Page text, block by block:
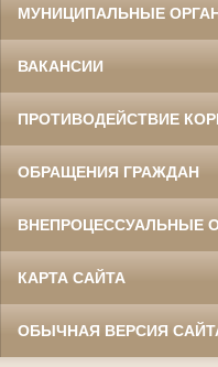
МУНИЦИПАЛЬНЫЕ
ВАКАНСИИ
ПРОТИВОДЕЙСТВИЕ
ОБРАЩЕНИЯ ГРАЖДАН
ВНЕПРОЦЕССУАЛЬНЫЕ
КАРТА САЙТА
ОБЫЧНАЯ ВЕРСИЯ